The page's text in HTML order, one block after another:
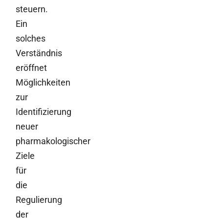
steuern.
Ein
solches
Verständnis
eröffnet
Möglichkeiten
zur
Identifizierung
neuer
pharmakologischer
Ziele
für
die
Regulierung
der